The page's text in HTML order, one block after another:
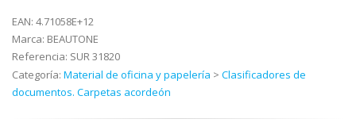
EAN: 4.71058E+12
Marca: BEAUTONE
Referencia: SUR 31820
Categoría: Material de oficina y papelería > Clasificadores de
documentos. Carpetas acordeón